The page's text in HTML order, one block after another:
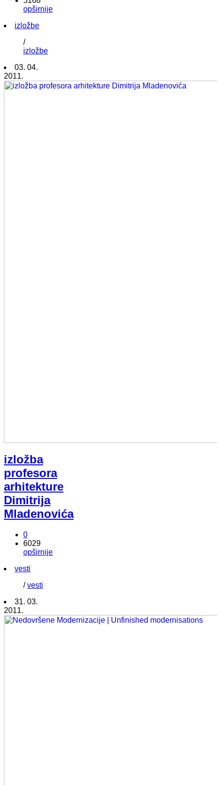
opširnije
izložbe
/
izložbe
03. 04.
2011.
izložba
profesora
arhitekture
Dimitrija
Mladenovića
0
6029
opširnije
vesti
/vesti
31. 03.
2011.